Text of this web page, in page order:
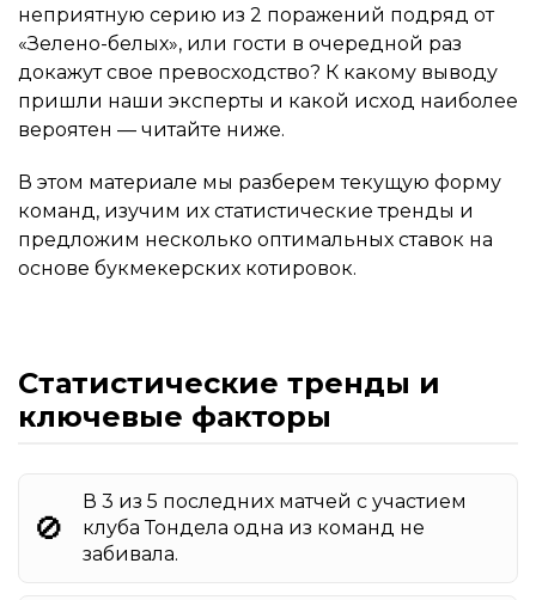
неприятную серию из 2 поражений подряд от
«Зелено-белых», или гости в очередной раз
докажут свое превосходство? К какому выводу
пришли наши эксперты и какой исход наиболее
вероятен — читайте ниже.
В этом материале мы разберем текущую форму
команд, изучим их статистические тренды и
предложим несколько оптимальных ставок на
основе букмекерских котировок.
Статистические тренды и
ключевые факторы
🚫
В 3 из 5 последних матчей с участием
клуба Тондела одна из команд не
забивала.